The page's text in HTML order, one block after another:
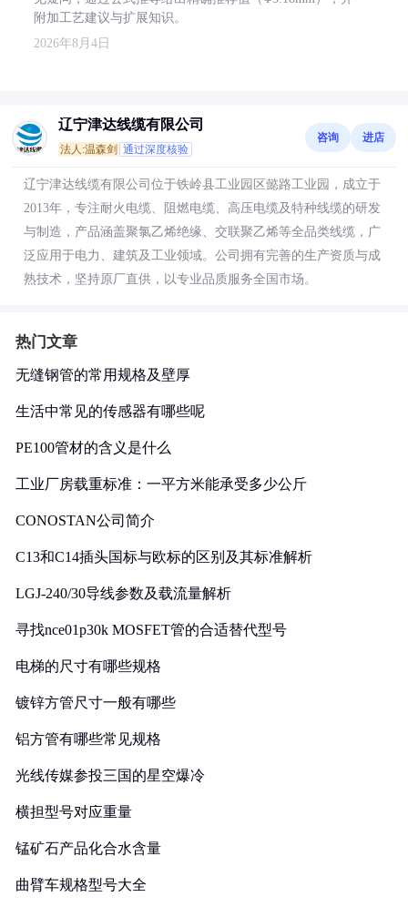
附加工艺建议与扩展知识。
2026年8月4日
辽宁津达线缆有限公司
法人:温森剑 通过深度核验
咨询 进店
辽宁津达线缆有限公司位于铁岭县工业园区懿路工业园，成立于
2013年，专注耐火电缆、阻燃电缆、高压电缆及特种线缆的研发
与制造，产品涵盖聚氯乙烯绝缘、交联聚乙烯等全品类线缆，广
泛应用于电力、建筑及工业领域。公司拥有完善的生产资质与成
熟技术，坚持原厂直供，以专业品质服务全国市场。
热门文章
无缝钢管的常用规格及壁厚
生活中常见的传感器有哪些呢
PE100管材的含义是什么
工业厂房载重标准：一平方米能承受多少公斤
CONOSTAN公司简介
C13和C14插头国标与欧标的区别及其标准解析
LGJ-240/30导线参数及载流量解析
寻找nce01p30k MOSFET管的合适替代型号
电梯的尺寸有哪些规格
镀锌方管尺寸一般有哪些
铝方管有哪些常见规格
光线传媒参投三国的星空爆冷
横担型号对应重量
锰矿石产品化合水含量
曲臂车规格型号大全